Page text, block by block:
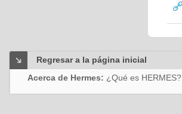
Regresar a la página inicial
Acerca de Hermes: ¿Qué es HERMES?